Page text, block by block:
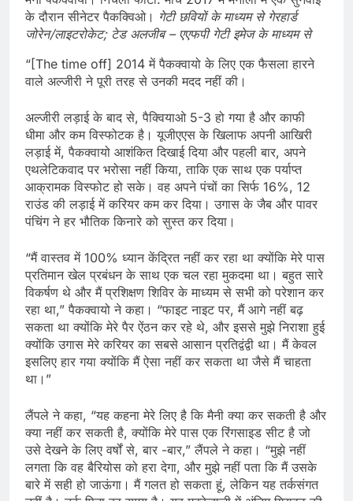
के दौरान सीनेटर पैकक्विओ। गेटी छवियों के माध्यम से गेरहार्ड
जोरेन/लाइटरोकेट; टेड अलजीब – एएफपी गेटी इमेज के माध्यम से
“[The time off] 2014 में पैकक्वायो के लिए एक फैसला हारने
वाले अल्जीरी ने पूरी तरह से उनकी मदद नहीं की।
अल्जीरी लड़ाई के बाद से, पैक्वियाओ 5-3 हो गया है और काफी
धीमा और कम विस्फोटक है। यूजीएएस के खिलाफ अपनी आखिरी
लड़ाई में, पैकक्वायो आशंकित दिखाई दिया और पहली बार, अपने
एथलेटिकवाद पर भरोसा नहीं किया, ताकि एक साथ एक पर्याप्त
आक्रामक विस्फोट हो सके। वह अपने पंचों का सिर्फ 16%, 12
राउंड की लड़ाई में करियर कम कर दिया। उगास के जैब और पावर
पंचिंग ने हर भौतिक किनारे को सुस्त कर दिया।
“मैं वास्तव में 100% ध्यान केंद्रित नहीं कर रहा था क्योंकि मेरे पास
प्रतिमान खेल प्रबंधन के साथ एक चल रहा मुकदमा था। बहुत सारे
विकर्षण थे और मैं प्रशिक्षण शिविर के माध्यम से सभी को परेशान कर
रहा था,” पैकक्वायो ने कहा। “फाइट नाइट पर, मैं आगे नहीं बढ़
सकता था क्योंकि मेरे पैर ऐंठन कर रहे थे, और इससे मुझे निराशा हुई
क्योंकि उगास मेरे करियर का सबसे आसान प्रतिद्वंद्वी था। मैं केवल
इसलिए हार गया क्योंकि मैं ऐसा नहीं कर सकता था जैसे मैं चाहता
था।”
लैंपले ने कहा, “यह कहना मेरे लिए है कि मैनी क्या कर सकती है और
क्या नहीं कर सकती है, क्योंकि मेरे पास एक रिंगसाइड सीट है जो
उसे देखने के लिए वर्षों से, बार -बार,” लैंपले ने कहा। “मुझे नहीं
लगता कि वह बैरियोस को हरा देगा, और मुझे नहीं पता कि मैं उसके
बारे में सही हो जाऊंगा। मैं गलत हो सकता हूं, लेकिन यह तर्कसंगत